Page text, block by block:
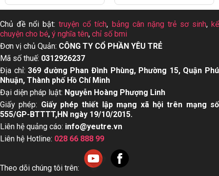
Chủ đề nổi bật:truyện cổ tích, bảng cân nặng trẻ sơ sinh, kể
chuyện cho bé, ý nghĩa tên, chỉ số bmi
Đơn vị chủ Quản: CÔNG TY CỔ PHẦN YÊU TRẺ
Mã số thuế: 0312926237
Địa chỉ:369 đường Phan Đình Phùng, Phường 15, Quận Phú
Nhuận, Thành phố Hồ Chí Minh
Đại diện pháp luật: Nguyễn Hoàng Phượng Linh
Giấy phép: Giấy phép thiết lập mạng xã hội trên mạng số
555/GP-BTTTT,HN ngày 19/10/2015.
Liên hệ quảng cáo: info@yeutre.vn
Liên hệ Hotline: 028 66 888 99
Theo dõi chúng tôi trên: